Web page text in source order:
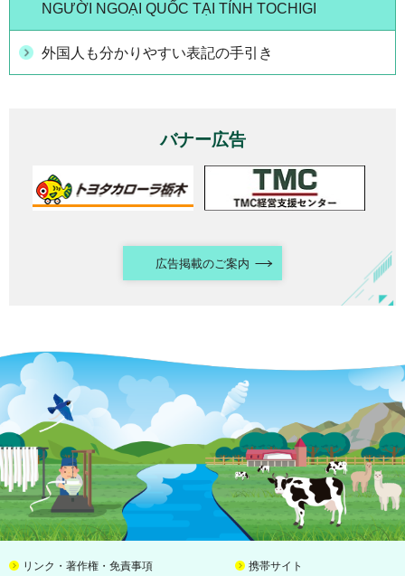
NGƯỜI NGOẠI QUỐC TẠI TỈNH TOCHIGI
外国人も分かりやすい表記の手引き
バナー広告
広告掲載のご案内
リンク・著作権・免責事項 携帯サイト